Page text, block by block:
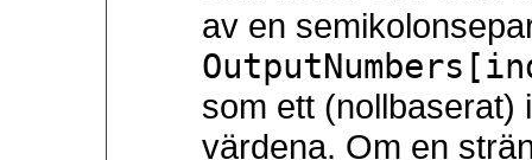
av en
som ett (nollbaserat)
värdena. Om en